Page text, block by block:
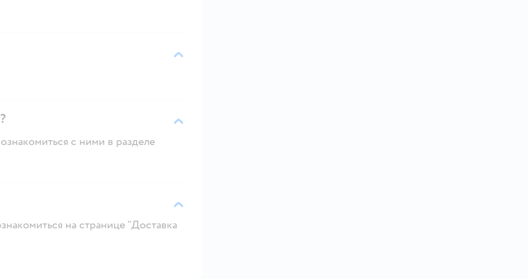
с ними в разделе
на странице "Доставка